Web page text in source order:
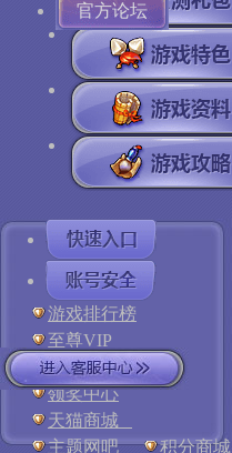
官方论坛
游戏排行榜
至尊VIP
BUG反馈
领奖中心
天猫商城
主题网吧
积分商城